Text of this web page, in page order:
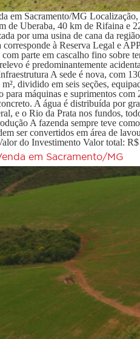
em Sacramento/MG
de Uberaba, 40 km de Rifaina e
por uma usina de cana da
corresponde à Reserva Legal e
parte em cascalho fino sobre
é predominantemente
A sede é nova, com
dividido em seis seções,
para máquinas e suprimentos
A água é distribuída por
e o Rio da Prata nos fundos,
A fazenda sempre teve
ser convertidos em área de
do Investimento Valor total:
em Sacramento/MG